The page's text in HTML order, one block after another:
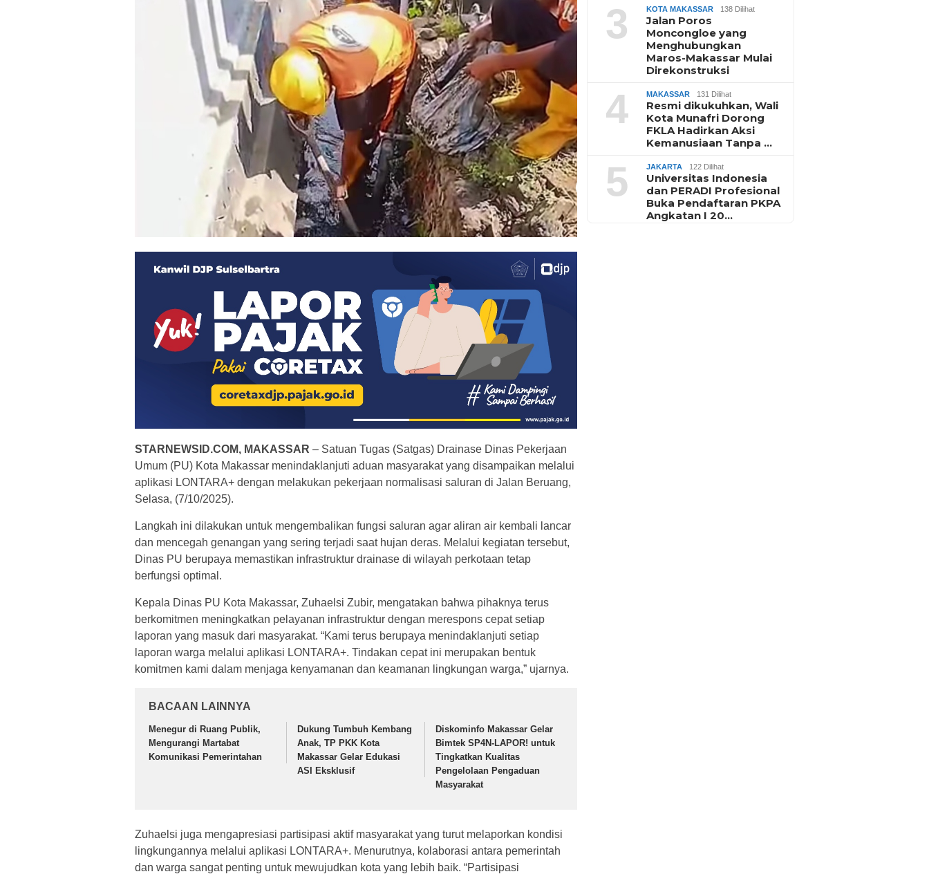
STARNEWSID.COM, MAKASSAR – Satuan Tugas (Satgas) Drainase Dinas Pekerjaan
Umum (PU) Kota Makassar menindaklanjuti aduan masyarakat yang disampaikan melalui
aplikasi LONTARA+ dengan melakukan pekerjaan normalisasi saluran di Jalan Beruang,
Selasa, (7/10/2025).
Langkah ini dilakukan untuk mengembalikan fungsi saluran agar aliran air kembali lancar
dan mencegah genangan yang sering terjadi saat hujan deras. Melalui kegiatan tersebut,
Dinas PU berupaya memastikan infrastruktur drainase di wilayah perkotaan tetap
berfungsi optimal.
Kepala Dinas PU Kota Makassar, Zuhaelsi Zubir, mengatakan bahwa pihaknya terus
berkomitmen meningkatkan pelayanan infrastruktur dengan merespons cepat setiap
laporan yang masuk dari masyarakat. “Kami terus berupaya menindaklanjuti setiap
laporan warga melalui aplikasi LONTARA+. Tindakan cepat ini merupakan bentuk
komitmen kami dalam menjaga kenyamanan dan keamanan lingkungan warga,” ujarnya.
BACAAN LAINNYA
Menegur di Ruang Publik,
Mengurangi Martabat
Komunikasi Pemerintahan
Dukung Tumbuh Kembang
Anak, TP PKK Kota
Makassar Gelar Edukasi
ASI Eksklusif
Diskominfo Makassar Gelar
Bimtek SP4N-LAPOR! untuk
Tingkatkan Kualitas
Pengelolaan Pengaduan
Masyarakat
Zuhaelsi juga mengapresiasi partisipasi aktif masyarakat yang turut melaporkan kondisi
lingkungannya melalui aplikasi LONTARA+. Menurutnya, kolaborasi antara pemerintah
dan warga sangat penting untuk mewujudkan kota yang lebih baik. “Partisipasi
3 KOTA MAKASSAR 138 Dilihat
Jalan Poros
Moncongloe yang
Menghubungkan
Maros-Makassar Mulai
Direkonstruksi
4 MAKASSAR 131 Dilihat
Resmi dikukuhkan, Wali
Kota Munafri Dorong
FKLA Hadirkan Aksi
Kemanusiaan Tanpa …
5 JAKARTA 122 Dilihat
Universitas Indonesia
dan PERADI Profesional
Buka Pendaftaran PKPA
Angkatan I 20…